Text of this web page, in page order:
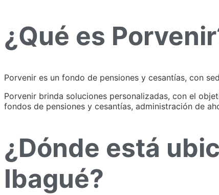
¿Qué es
Porvenir es un fondo de pensiones y cesantías, con
Porvenir brinda soluciones personalizadas, con el
fondos de pensiones y cesantías, administración de
¿Dónde está
Ibagué?